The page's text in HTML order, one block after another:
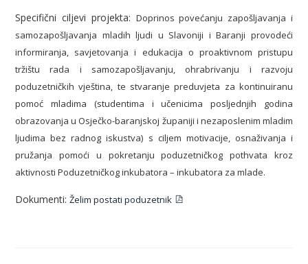
Specifični ciljevi projekta: Doprinos povećanju zapošljavanja i
samozapošljavanja mladih ljudi u Slavoniji i Baranji provodeći
informiranja, savjetovanja i edukacija o proaktivnom pristupu
tržištu rada i samozapošljavanju, ohrabrivanju i razvoju
poduzetničkih vještina, te stvaranje preduvjeta za kontinuiranu
pomoć mladima (studentima i učenicima posljednjih godina
obrazovanja u Osječko-baranjskoj županiji i nezaposlenim mladim
ljudima bez radnog iskustva) s ciljem motivacije, osnaživanja i
pružanja pomoći u pokretanju poduzetničkog pothvata kroz
aktivnosti Poduzetničkog inkubatora – inkubatora za mlade.
Dokumenti: Želim postati poduzetnik